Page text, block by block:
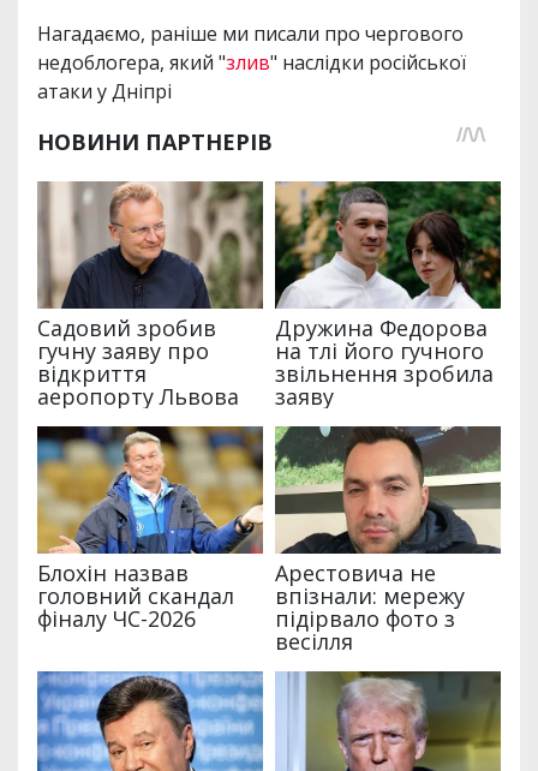
Нагадаємо, раніше ми писали про чергового
недоблогера, який "злив" наслідки російської
атаки у Дніпрі